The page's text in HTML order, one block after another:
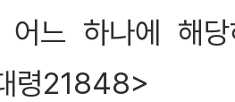
느 하나에 해
령21848>